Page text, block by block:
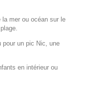
mer ou océan sur le
pour un pic Nic, une
en intérieur ou